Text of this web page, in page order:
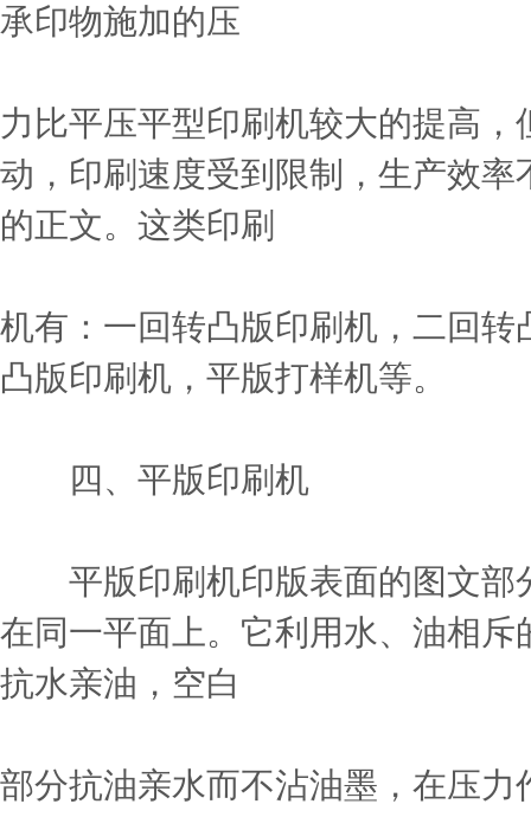
承印物施加的压
力比平压平型印刷机较大的提高，
动，印刷速度受到限制，生产效率
的正文。这类印刷
机有：一回转凸版印刷机，二回转
凸版印刷机，平版打样机等。
四、平版印刷机
平版印刷机印版表面的图文部
在同一平面上。它利用水、油相斥
抗水亲油，空白
部分抗油亲水而不沾油墨，在压力